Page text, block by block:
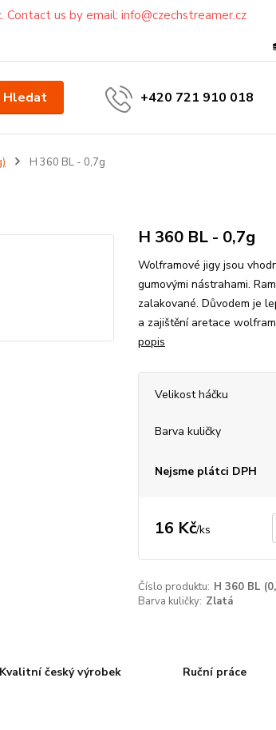
us by email: info@czechstreamer.cz
Hledat +420 721 910 018
H 360 BL - 0,7g
H 360 BL - 0,7g
Wolframové jigy jsou
gumovými nástrahami.
zalakované. Důvodem je
a zajištění aretace
popis
Velikost háčku
Barva kuličky
Nejsme plátci DPH
16 Kč/ks
Číslo produktu: H 360 BL
Barva kuličky: Zlatá
Kvalitní český výrobek Ruční práce